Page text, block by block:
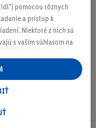
pomocou rôznych
a prístup k
Niektoré z nich sú
s vaším súhlasom na
Lidl aj mimo nich. Ak
tieto účely sa spracúvajú
obchode.
sa prihlásite do svojho